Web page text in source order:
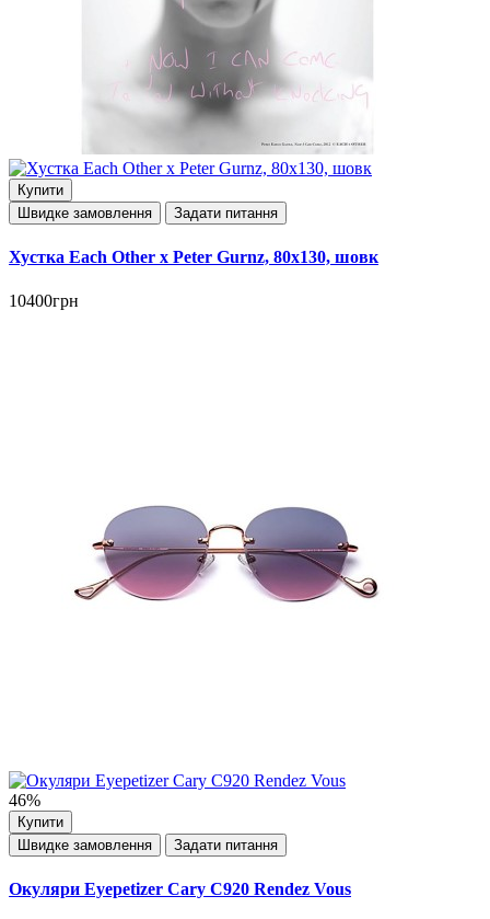
Купити
Швидке замовлення
Задати питання
Хустка Each Other x Peter Gurnz, 80х130, шовк
10400грн
46%
Купити
Швидке замовлення
Задати питання
Окуляри Eyepetizer Cary C920 Rendez Vous